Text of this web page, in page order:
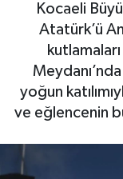
Kocaeli
Atatürk’ü
yoğun
ve eğlencenin
Son Dakika
Haber Arşivi